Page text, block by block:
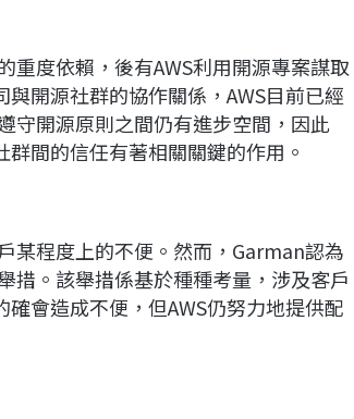
重度依賴，後有AWS利用開源專案謀取
開源社群的協作關係，AWS目前已經
守開源原則之間仍有進步空間，因此
間的信任有著相關關鍵的作用。
某程度上的不便。然而，Garman認為
措。該舉措係基於種種考量，涉及客戶
會造成不便，但AWS仍努力地提供配